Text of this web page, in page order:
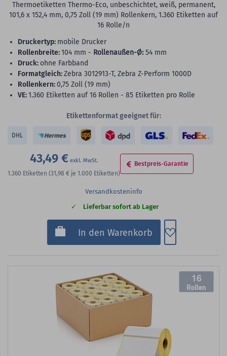
Thermoetiketten Thermo-Eco, unbeschichtet, weiß, permanent,
101,6 x 152,4 mm, 0,75 Zoll (19 mm) Rollenkern, 1.360 Etiketten auf
16 Rolle/n
Druckertyp: mobile Drucker
Rollenbreite:104 mm - Rollenaußen-Ø: 54 mm
Druck: ohne Farbband
Formatgleich:Zebra 3012913-T, Zebra Z-Perform 1000D
Rollenkern:0,75 Zoll (19 mm)
VE:1.360 Etiketten auf 16 Rollen - 85 Etiketten pro Rolle
Etikettenformat geeignet für:
DHL
43,49 €
1.360 Etiketten (31,98 € je 1.000 Etiketten)
Bestpreis-Garantie
Versandkosteninfo
Lieferbar sofort ab Lager
In den Warenkorb Zum
16